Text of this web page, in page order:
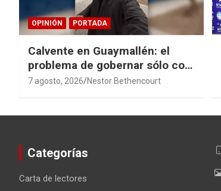
OPINIÓN PORTADA
Calvente en Guaymallén: el
problema de gobernar sólo con
buenas noticias
7 agosto, 2026 Nestor Bethencourt
Categorías
Carta de lectores